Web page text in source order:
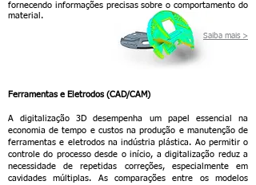
fornecendo informações precisas sobre o comportamento do
material.
Saiba mais >
Ferramentas e Eletrodos (CAD/CAM)
A digitalização 3D desempenha um papel essencial na
economia de tempo e custos na produção e manutenção de
ferramentas e eletrodos na indústria plástica. Ao permitir o
controle do processo desde o início, a digitalização reduz a
necessidade de repetidas correções, especialmente em
cavidades múltiplas. As comparações entre os modelos